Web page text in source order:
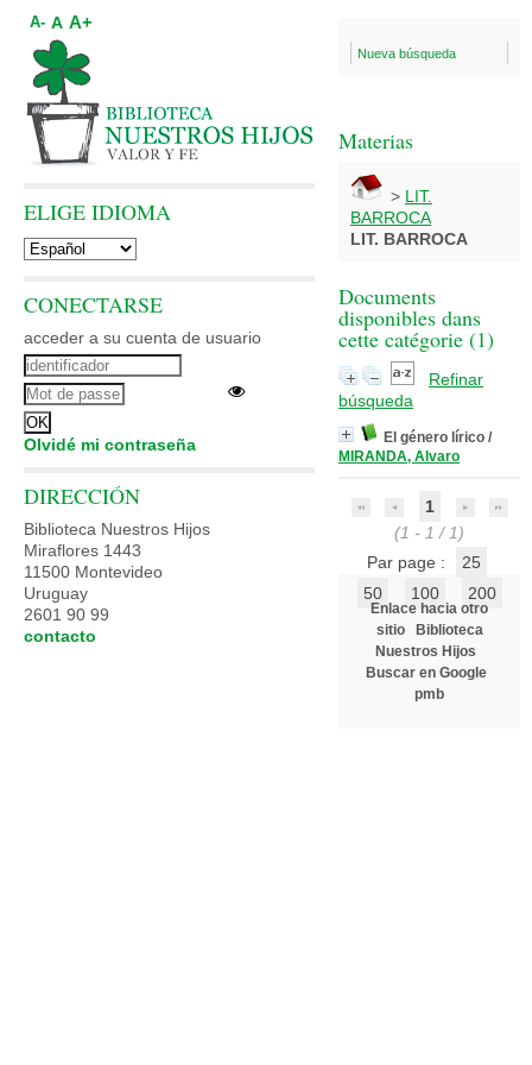
Nueva búsqueda
Materias
> LIT.
BARROCA
LIT. BARROCA
Documents
disponibles dans
cette catégorie (1)
Refinar
búsqueda
El género lírico /
MIRANDA, Alvaro
1
(1 - 1 / 1)
Par page :
25
50
100 200
Enlace hacia otro
sitio
Biblioteca
Nuestros Hijos
Buscar en Google
pmb
A- A A+
ELIGE IDIOMA
CONECTARSE
acceder a su cuenta de usuario
Olvidé mi contraseña
DIRECCIÓN
Biblioteca Nuestros Hijos
Miraflores 1443
11500 Montevideo
Uruguay
2601 90 99
contacto